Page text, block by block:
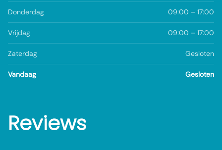
Donderdag 09:00 – 17:00
Vrijdag 09:00 – 17:00
Zaterdag Gesloten
Vandaag Gesloten
Reviews